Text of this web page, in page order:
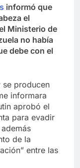
informó que
el
Ministerio de
no había
debe con el
se producen
informara
aprobó el
para evadir
de la
entre las